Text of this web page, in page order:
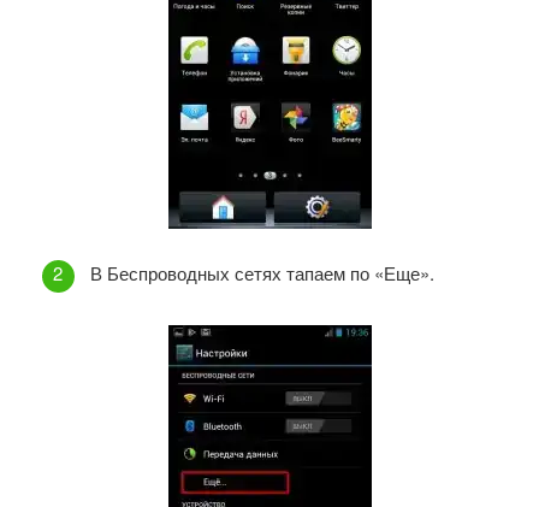
В Беспроводных сетях тапаем по «Еще».